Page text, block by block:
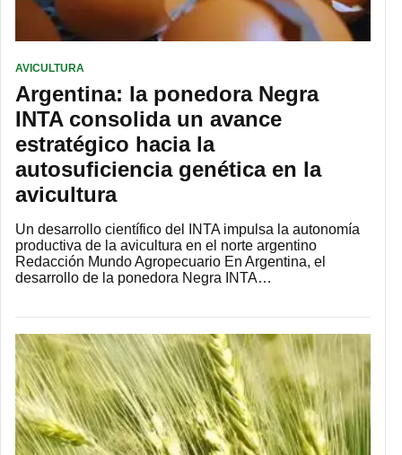
AVICULTURA
Argentina: la ponedora Negra
INTA consolida un avance
estratégico hacia la
autosuficiencia genética en la
avicultura
Un desarrollo científico del INTA impulsa la autonomía
productiva de la avicultura en el norte argentino
Redacción Mundo Agropecuario En Argentina, el
desarrollo de la ponedora Negra INTA…